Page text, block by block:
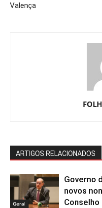
Valença
ARTIGOS RELACIONADOS
Geral
Governo
novos